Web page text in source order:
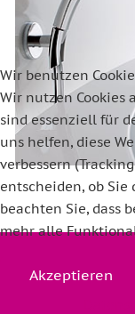
KONTAKT
Wir benutzen
Wir nutzen Cookies
sind essenziell für
uns helfen, diese
verbessern
entscheiden, ob Sie
beachten Sie, dass
mehr alle
Akzeptieren